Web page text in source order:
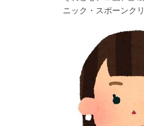
ニック・スポーンク